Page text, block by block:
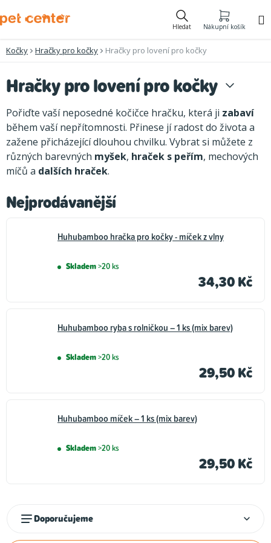
na
Hledat Nákupní košík
Kočky Hračky pro kočky Hračky pro lovení pro kočky
Hračky pro lovení pro kočky
Pořiďte vaší neposedné kočičce hračku, která ji zabaví
během vaší nepřítomnosti. Přinese jí radost do života a
zažene přicházející dlouhou chvilku. Vybrat si můžete z
různých barevných myšek, hraček s peřím, mechových
míčů a dalších hraček.
Nejprodávanější
Huhubamboo hračka pro kočky - míček z vlny
Skladem>20 ks
34,30 Kč
Huhubamboo ryba s rolničkou – 1 ks (mix barev)
Skladem>20 ks
29,50 Kč
Huhubamboo míček – 1 ks (mix barev)
Skladem>20 ks
29,50 Kč
Doporučujeme